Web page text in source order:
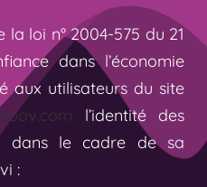
la loi n° 2004-575 du 21
dans l’économie
aux utilisateurs du site
l’identité des
dans le cadre de sa
: